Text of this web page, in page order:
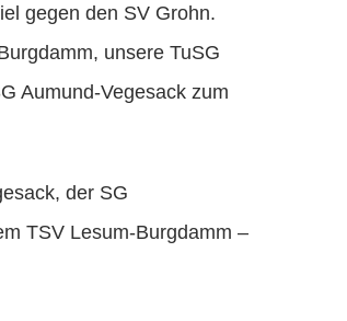
gegen den SV Grohn.
unsere TuSG
Aumund-Vegesack zum
der SG
TSV Lesum-Burgdamm –